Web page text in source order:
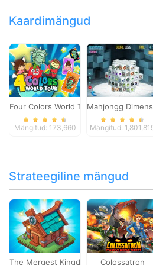
Kaardimängud
Four Colors World Tour
Mängitud: 173,660
Mahjongg
Mängitud:
Strateegiline mängud
The Mergest Kingdom Colossatron